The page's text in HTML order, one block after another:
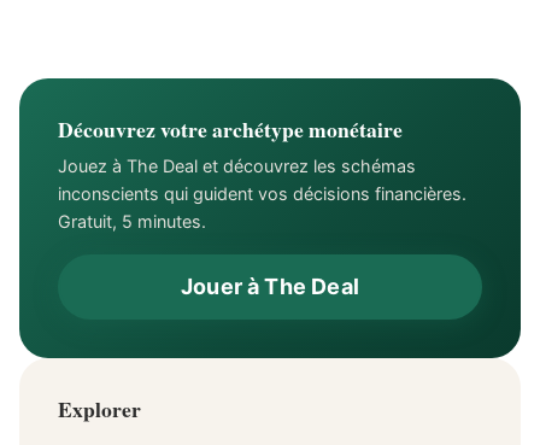
Découvrez votre archétype monétaire
Jouez à The Deal et découvrez les schémas
inconscients qui guident vos décisions financières.
Gratuit, 5 minutes.
Jouer à The Deal
Explorer